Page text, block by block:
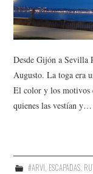
CONTACTO
Desde Gijón a Sevilla
Augusto. La toga era
El color y los motivos
quienes las vestían y…
#ARVI, ESCAPADAS,